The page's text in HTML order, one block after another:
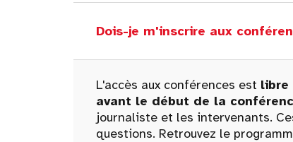
Dois-je m'inscrire aux
L'accès aux conférences est
avant le début de la
journaliste et les intervenants.
questions. Retrouvez le